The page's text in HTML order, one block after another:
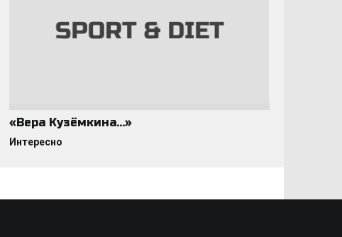
«Вера Кузёмкина…»
Интересно